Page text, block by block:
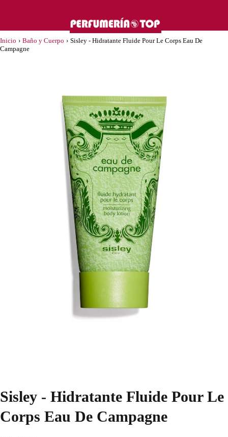
Inicio › Baño y Cuerpo › Sisley - Hidratante Fluide Pour Le Corps Eau De
Campagne
Sisley - Hidratante Fluide Pour Le
Corps Eau De Campagne